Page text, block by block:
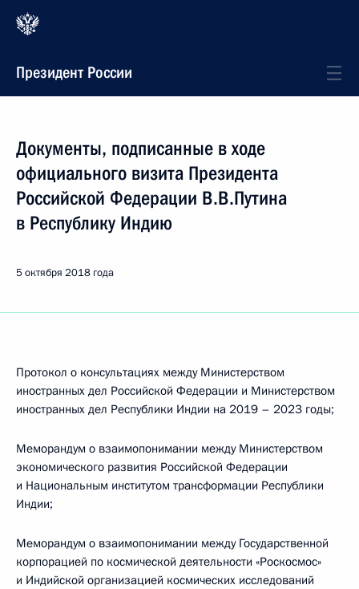
Президент России
Документы, подписанные в ходе
официального визита Президента
Российской Федерации В.В.Путина
в Республику Индию
5 октября 2018 года
Протокол о консультациях между Министерством
иностранных дел Российской Федерации и Министерством
иностранных дел Республики Индии на 2019 – 2023 годы;
Меморандум о взаимопонимании между Министерством
экономического развития Российской Федерации
и Национальным институтом трансформации Республики
Индии;
Меморандум о взаимопонимании между Государственной
корпорацией по космической деятельности «Роскосмос»
и Индийской организацией космических исследований